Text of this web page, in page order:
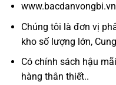
www.bacdanvongbi.vn
Chúng tôi là đơn vị
kho số lượng lớn,
Có chính sách hậu
hàng thân thiết..